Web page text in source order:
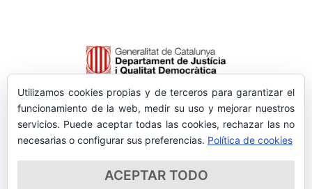
Utilizamos cookies propias y de terceros para garantizar el
funcionamiento de la web, medir su uso y mejorar nuestros
servicios. Puede aceptar todas las cookies, rechazar las no
necesarias o configurar sus preferencias. Política de cookies
ACEPTAR TODO